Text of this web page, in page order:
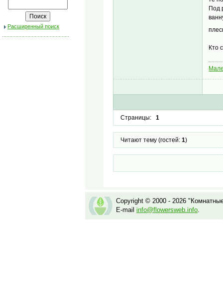
Расширенный поиск
Под
Кто
Страницы: 1
Читают тему (гостей: 1)
Copyright © 2000 - 2026
E-mail info@flowersweb.info.